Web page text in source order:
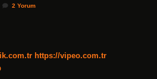
2 Yorum
https://vipeo.com.tr